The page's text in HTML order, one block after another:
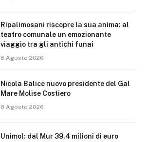
Ripalimosani riscopre la sua anima: al
teatro comunale un emozionante
viaggio tra gli antichi funai
8 Agosto 2026
Nicola Balice nuovo presidente del Gal
Mare Molise Costiero
8 Agosto 2026
Unimol: dal Mur 39,4 milioni di euro